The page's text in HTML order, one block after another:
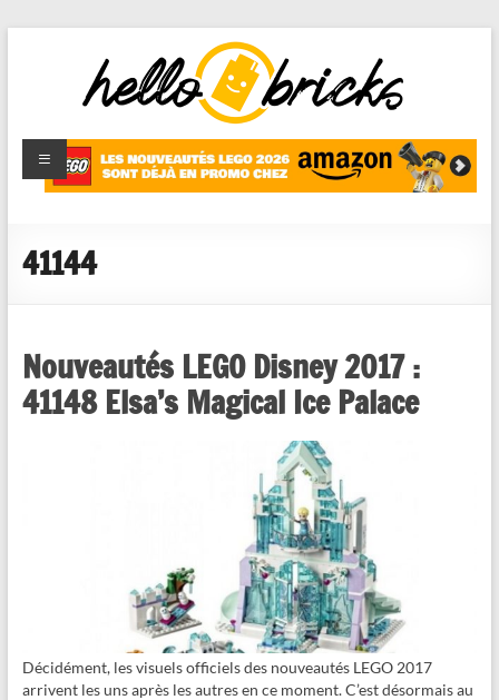
HelloBricks
Blog LEGO,
nouveaut�s
reviews
41144
Nouveautés LEGO Disney 2017 :
41148 Elsa’s Magical Ice Palace
Décidément, les visuels officiels des nouveautés LEGO 2017
arrivent les uns après les autres en ce moment. C’est désormais au